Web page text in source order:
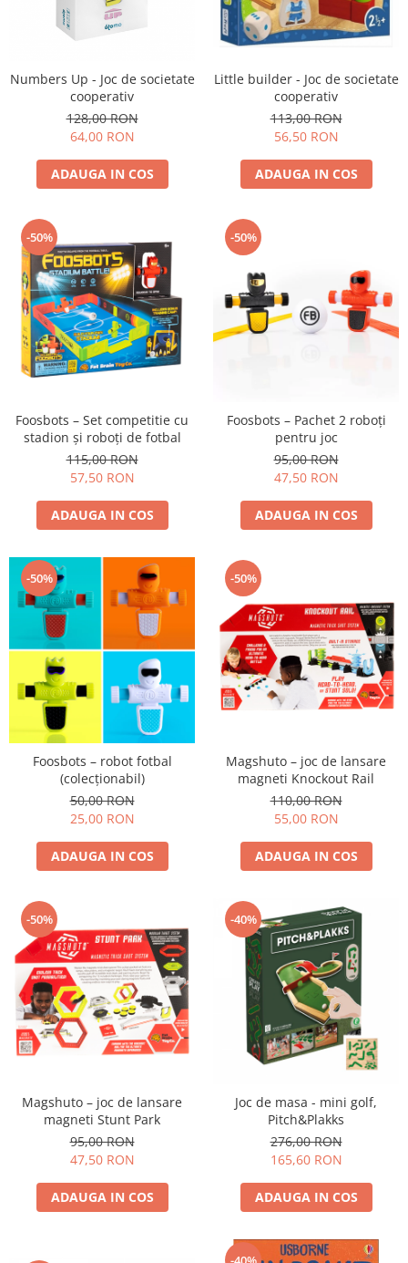
Jucarii dentitie
Teatru de papusi
Umbrele
Numbers Up - Joc de societate
cooperativ
128,00 RON
64,00 RON
ADAUGA IN COS
Little builder - Joc de societate
cooperativ
113,00 RON
56,50 RON
ADAUGA IN COS
-50%
Foosbots – Set competitie cu
stadion și roboți de fotbal
115,00 RON
57,50 RON
ADAUGA IN COS
-50%
Foosbots – Pachet 2 roboți
pentru joc
95,00 RON
47,50 RON
ADAUGA IN COS
-50%
Foosbots – robot fotbal
(colecționabil)
50,00 RON
25,00 RON
ADAUGA IN COS
-50%
Magshuto – joc de lansare
magneti Knockout Rail
110,00 RON
55,00 RON
ADAUGA IN COS
-50%
Magshuto – joc de lansare
magneti Stunt Park
95,00 RON
47,50 RON
ADAUGA IN COS
-40%
Joc de masa - mini golf,
Pitch&Plakks
276,00 RON
165,60 RON
ADAUGA IN COS